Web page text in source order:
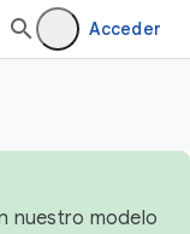
Acceder
nuestro modelo